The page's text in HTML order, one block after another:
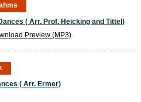
( Arr. Prof. Heicking and Tittel)
Preview (MP3)
( Arr. Ermer)